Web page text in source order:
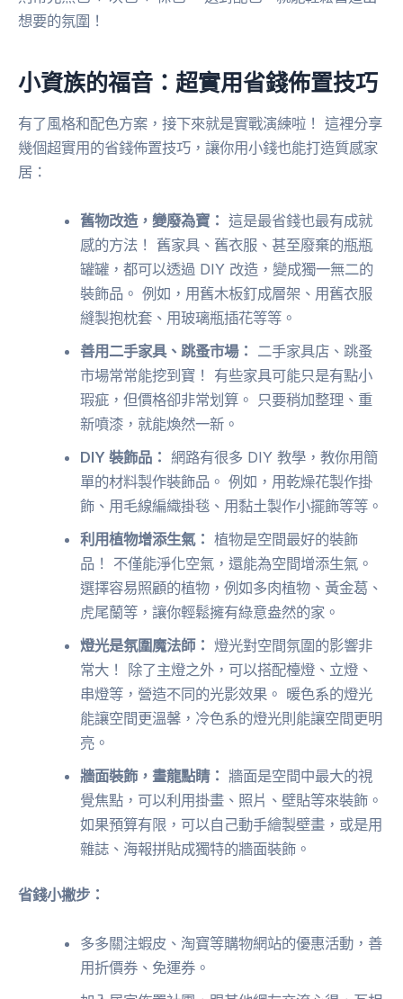
想要的氛圍！
小資族的福音：超實用省錢佈置技巧
有了風格和配色方案，接下來就是實戰演練啦！ 這裡分享
幾個超實用的省錢佈置技巧，讓你用小錢也能打造質感家
居：
舊物改造，變廢為寶： 這是最省錢也最有成就
感的方法！ 舊家具、舊衣服、甚至廢棄的瓶瓶
罐罐，都可以透過 DIY 改造，變成獨一無二的
裝飾品。 例如，用舊木板釘成層架、用舊衣服
縫製抱枕套、用玻璃瓶插花等等。
善用二手家具、跳蚤市場： 二手家具店、跳蚤
市場常常能挖到寶！ 有些家具可能只是有點小
瑕疵，但價格卻非常划算。 只要稍加整理、重
新噴漆，就能煥然一新。
DIY 裝飾品： 網路有很多 DIY 教學，教你用簡
單的材料製作裝飾品。 例如，用乾燥花製作掛
飾、用毛線編織掛毯、用黏土製作小擺飾等等。
利用植物增添生氣： 植物是空間最好的裝飾
品！ 不僅能淨化空氣，還能為空間增添生氣。
選擇容易照顧的植物，例如多肉植物、黃金葛、
虎尾蘭等，讓你輕鬆擁有綠意盎然的家。
燈光是氛圍魔法師： 燈光對空間氛圍的影響非
常大！ 除了主燈之外，可以搭配檯燈、立燈、
串燈等，營造不同的光影效果。 暖色系的燈光
能讓空間更溫馨，冷色系的燈光則能讓空間更明
亮。
牆面裝飾，畫龍點睛： 牆面是空間中最大的視
覺焦點，可以利用掛畫、照片、壁貼等來裝飾。
如果預算有限，可以自己動手繪製壁畫，或是用
雜誌、海報拼貼成獨特的牆面裝飾。
省錢小撇步：
多多關注蝦皮、淘寶等購物網站的優惠活動，善
用折價券、免運券。